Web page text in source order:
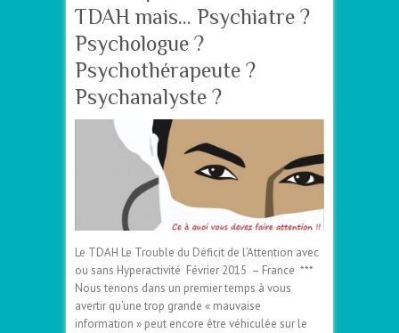
TDAH mais… Psychiatre ?
Psychologue ?
Psychothérapeute ?
Psychanalyste ?
Le TDAH Le Trouble du Déficit de l’Attention avec
ou sans Hyperactivité Février 2015 – France ***
Nous tenons dans un premier temps à vous
avertir qu’une trop grande « mauvaise
information » peut encore être véhiculée sur le